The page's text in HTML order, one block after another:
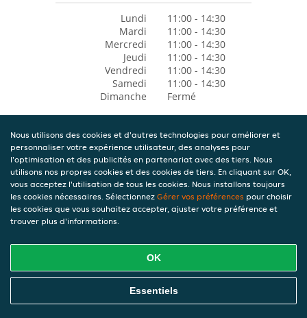
Lundi
11:00 - 14:30
Mardi
11:00 - 14:30
Mercredi
11:00 - 14:30
Jeudi
11:00 - 14:30
Vendredi
11:00 - 14:30
Samedi
11:00 - 14:30
Dimanche
Fermé
Nous utilisons des cookies et d'autres technologies pour améliorer et
personnaliser votre expérience utilisateur, des analyses pour
l'optimisation et des publicités en partenariat avec des tiers. Nous
utilisons nos propres cookies et des cookies de tiers. En cliquant sur OK,
vous acceptez l'utilisation de tous les cookies. Nous installons toujours
les cookies nécessaires. Sélectionnez Gérer vos préférences pour choisir
les cookies que vous souhaitez accepter, ajuster votre préférence et
trouver plus d'informations.
OK
Essentiels